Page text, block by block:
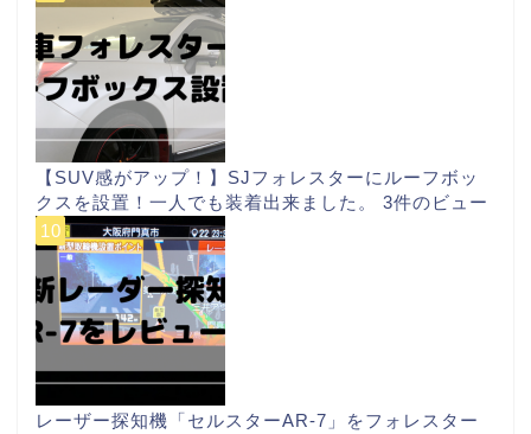
【SUV感がアップ！】SJフォレスターにルーフボッ
クスを設置！一人でも装着出来ました。 3件のビュー
レーザー探知機「セルスターAR-7」をフォレスター